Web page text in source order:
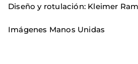
Diseño y rotulación: Kleimer
Imágenes Manos Unidas